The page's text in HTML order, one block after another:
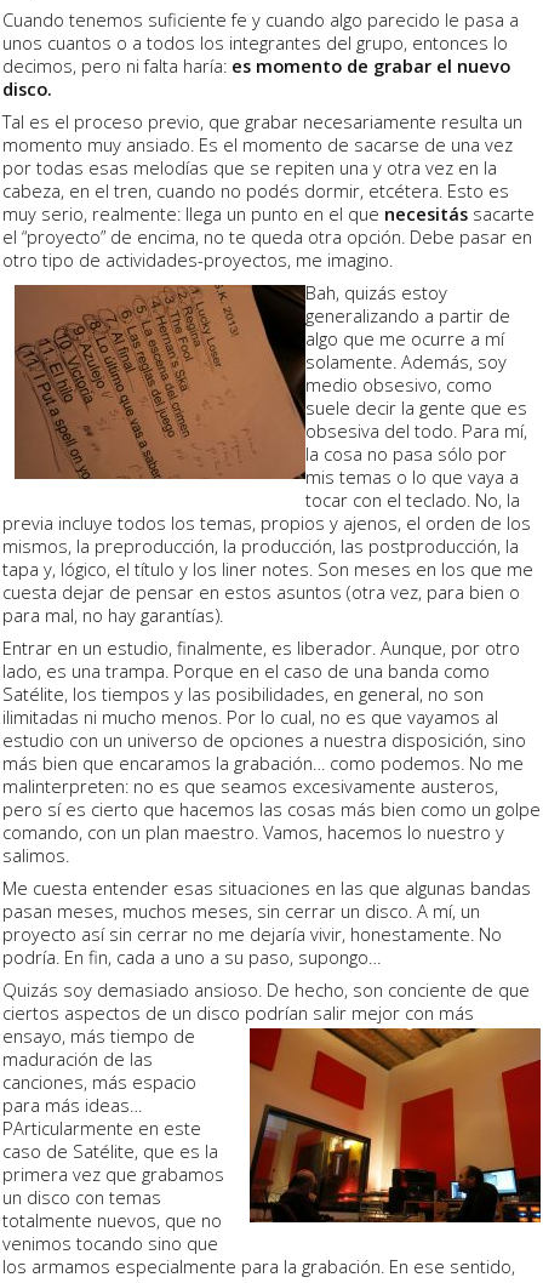
Cuando tenemos suficiente fe y cuando algo parecido le pasa a
unos cuantos o a todos los integrantes del grupo, entonces lo
decimos, pero ni falta haría: es momento de grabar el nuevo
disco.
Tal es el proceso previo, que grabar necesariamente resulta un
momento muy ansiado. Es el momento de sacarse de una vez
por todas esas melodías que se repiten una y otra vez en la
cabeza, en el tren, cuando no podés dormir, etcétera. Esto es
muy serio, realmente: llega un punto en el que necesitás sacarte
el “proyecto” de encima, no te queda otra opción. Debe pasar en
otro tipo de actividades-proyectos, me imagino.
Bah, quizás estoy
generalizando a partir de
algo que me ocurre a mí
solamente. Además, soy
medio obsesivo, como
suele decir la gente que es
obsesiva del todo. Para mí,
la cosa no pasa sólo por
mis temas o lo que vaya a
tocar con el teclado. No, la
previa incluye todos los temas, propios y ajenos, el orden de los
mismos, la preproducción, la producción, las postproducción, la
tapa y, lógico, el título y los liner notes. Son meses en los que me
cuesta dejar de pensar en estos asuntos (otra vez, para bien o
para mal, no hay garantías).
Entrar en un estudio, finalmente, es liberador. Aunque, por otro
lado, es una trampa. Porque en el caso de una banda como
Satélite, los tiempos y las posibilidades, en general, no son
ilimitadas ni mucho menos. Por lo cual, no es que vayamos al
estudio con un universo de opciones a nuestra disposición, sino
más bien que encaramos la grabación… como podemos. No me
malinterpreten: no es que seamos excesivamente austeros,
pero sí es cierto que hacemos las cosas más bien como un golpe
comando, con un plan maestro. Vamos, hacemos lo nuestro y
salimos.
Me cuesta entender esas situaciones en las que algunas bandas
pasan meses, muchos meses, sin cerrar un disco. A mí, un
proyecto así sin cerrar no me dejaría vivir, honestamente. No
podría. En fin, cada a uno a su paso, supongo…
Quizás soy demasiado ansioso. De hecho, son conciente de que
ciertos aspectos de un disco podrían salir mejor con más
ensayo, más tiempo de
maduración de las
canciones, más espacio
para más ideas…
PArticularmente en este
caso de Satélite, que es la
primera vez que grabamos
un disco con temas
totalmente nuevos, que no
venimos tocando sino que
los armamos especialmente para la grabación. En ese sentido,